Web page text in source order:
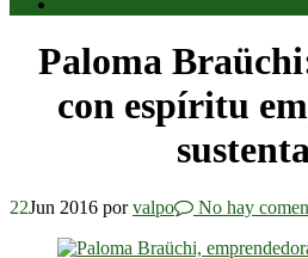
Paloma
con espíritu
22Jun 2016 porvalpo No hay